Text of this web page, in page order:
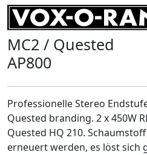
MC2 / Quested
AP800
Professionelle Stereo
Quested branding. 2 x 450W
Quested HQ 210.
erneuert werden, es löst sich